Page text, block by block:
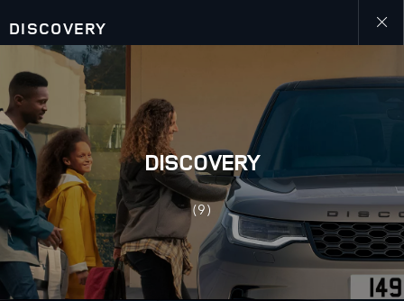
DISCOVERY
DISCOVERY
(9)